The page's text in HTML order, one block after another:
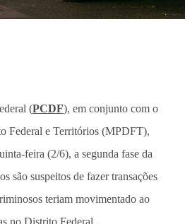
(PCDF), em conjunto com o
Federal e Territórios (MPDFT),
feira (2/6), a segunda fase da
são suspeitos de fazer transações
teriam movimentado ao
no Distrito Federal.